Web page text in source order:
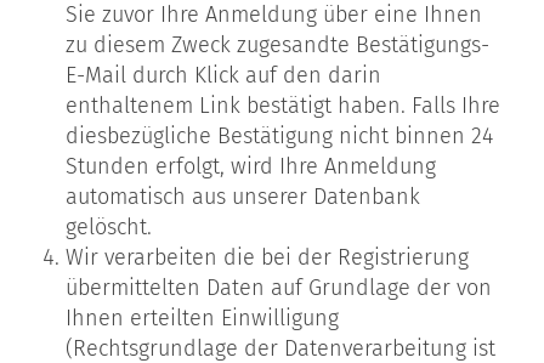
Sie zuvor Ihre Anmeldung über eine Ihnen
zu diesem Zweck zugesandte Bestätigungs-
E-Mail durch Klick auf den darin
enthaltenem Link bestätigt haben. Falls Ihre
diesbezügliche Bestätigung nicht binnen 24
Stunden erfolgt, wird Ihre Anmeldung
automatisch aus unserer Datenbank
gelöscht.
Wir verarbeiten die bei der Registrierung
übermittelten Daten auf Grundlage der von
Ihnen erteilten Einwilligung
(Rechtsgrundlage der Datenverarbeitung ist